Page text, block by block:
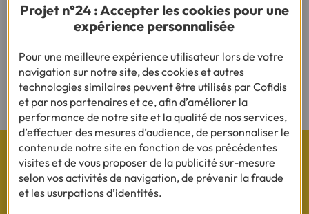
(1) Vous recevrez ensuite un contrat pré-rempli qu'il vous faudra nous
renvoyer complété, daté, signé et accompagné des justificatifs demandés en
vue d'une acceptation définitive.
(2) Sous réserve d’acceptation de votre dossier et à l’issue du délai légal de
rétractation.
Les actualités Cofidis
Projet n°24 : Accepter les cookies pour une
expérience personnalisée
Pour une meilleure expérience utilisateur lors de votre
navigation sur notre site, des cookies et autres
technologies similaires peuvent être utilisés par Cofidis
et par nos partenaires et ce, afin d’améliorer la
performance de notre site et la qualité de nos services,
d’effectuer des mesures d’audience, de personnaliser le
contenu de notre site en fonction de vos précédentes
visites et de vous proposer de la publicité sur-mesure
selon vos activités de navigation, de prévenir la fraude
et les usurpations d’identités.